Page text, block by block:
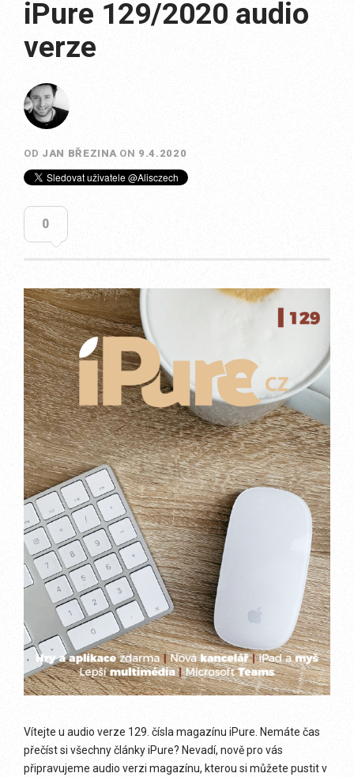
iPure 129/2020 audio
verze
OD JAN BŘEZINA ON 9.4.2020
0
Vítejte u audio verze 129. čísla magazínu iPure. Nemáte čas
přečíst si všechny články iPure? Nevadí, nově pro vás
připravujeme audio verzi magazínu, kterou si můžete pustit v